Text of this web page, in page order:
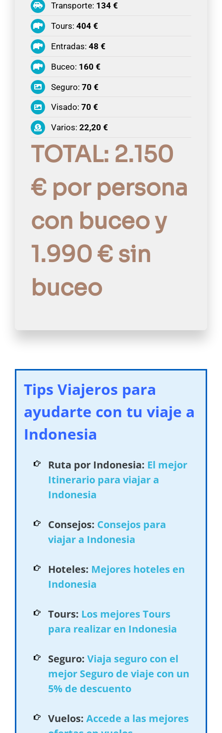
Transporte: 134 €
Tours: 404 €
Entradas: 48 €
Buceo: 160 €
Seguro: 70 €
Visado: 70 €
Varios: 22,20 €
TOTAL: 2.150
€ por persona
con buceo y
1.990 € sin
buceo
Tips Viajeros para
ayudarte con tu viaje a
Indonesia
Ruta por Indonesia: El mejor
Itinerario para viajar a
Indonesia
Consejos: Consejos para
viajar a Indonesia
Hoteles: Mejores hoteles en
Indonesia
Tours: Los mejores Tours
para realizar en Indonesia
Seguro: Viaja seguro con el
mejor Seguro de viaje con un
5% de descuento
Vuelos: Accede a las mejores